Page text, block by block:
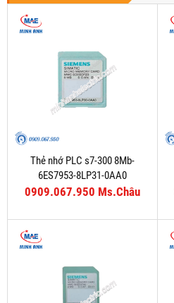
Thẻ nhớ PLC s7-300 8Mb-
6ES7953-8LP31-0AA0
0909.067.950 Ms.Châu